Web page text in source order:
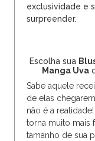
exclusividade e
surpreender.
Escolha sua
Manga Uva
Sabe aquele
de elas
não é a
torna muito mais
tamanho de sua